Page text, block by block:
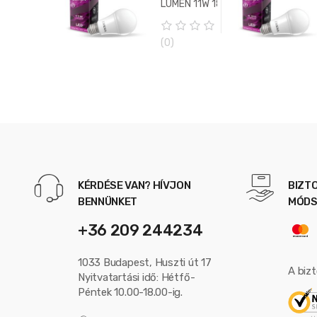
5
LUMEN 11W 180°
LED gömb
3000K
(melegfehér)
0
(0)
KÉRDÉSE VAN? HÍVJON
BENNÜNKET
+36 209 244234
1033 Budapest, Huszti út 17
Nyitvatartási idő: Hétfő-
Péntek 10.00-18.00-ig.
A